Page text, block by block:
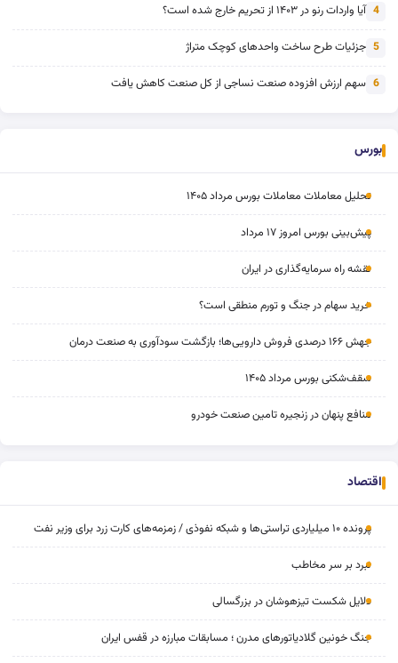
4 آیا واردات رنو در ۱۴۰۳ از تحریم خارج شده است؟
5 جزئیات طرح ساخت واحدهای کوچک متراژ
6 سهم ارزش افزوده صنعت نساجی از کل صنعت کاهش یافت
بورس
تحلیل معاملات معاملات بورس مرداد ۱۴۰۵
پیش‌بینی بورس امروز ۱۷ مرداد
نقشه راه سرمایه‌گذاری در ایران
خرید سهام در جنگ و تورم منطقی است؟
جهش ۱۶۶ درصدی فروش دارویی‌ها؛ بازگشت سودآوری به صنعت درمان
سقف‌شکنی بورس مرداد ۱۴۰۵
منافع پنهان در زنجیره تامین صنعت خودرو
اقتصاد
پرونده ۱۰ میلیاردی تراستی‌ها و شبکه نفوذی / زمزمه‌های کارت زرد برای وزیر نفت
نبرد بر سر مخاطب
دلایل شکست تیزهوشان در بزرگسالی
جنگ خونین گلادیاتورهای مدرن ؛ مسابقات مبارزه در قفس ایران